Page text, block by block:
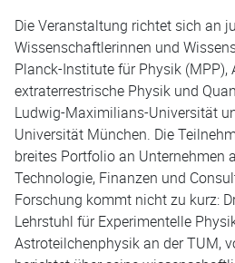
Die Veranstaltung richtet sich an
Wissenschaftlerinnen und
Planck-Institute für Physik (MPP),
extraterrestrische Physik und
Ludwig-Maximilians-Universität
Universität München. Die
breites Portfolio an Unternehmen
Technologie, Finanzen und
Forschung kommt nicht zu kurz:
Lehrstuhl für Experimentelle
Astroteilchenphysik an der TUM,